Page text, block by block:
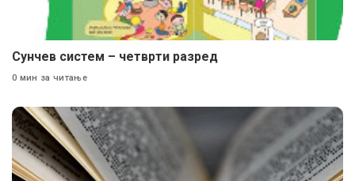
Сунчев систем – четврти разред
0 мин за читање